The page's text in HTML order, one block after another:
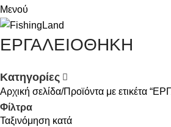
Μενού
ΕΡΓΑΛΕΙΟΘΗΚΗ
Κατηγορίες
Αρχική σελίδα Προϊόντα με ετικέτα
Φίλτρα
Ταξινόμηση κατά